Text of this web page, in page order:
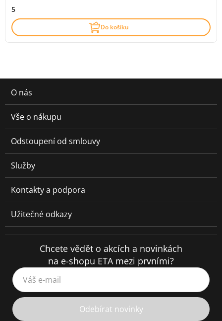
5
Do košíku
O nás
Vše o nákupu
Odstoupení od smlouvy
Služby
Kontakty a podpora
Užitečné odkazy
Chcete vědět o akcích a novinkách
na e-shopu ETA mezi prvními?
Váš e-mail
Odebírat novinky